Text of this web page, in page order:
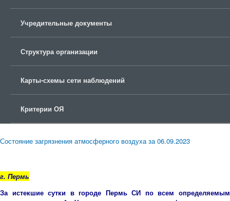
Учредительные документы
Структура организации
Карты-схемы сети наблюдений
Критерии ОЯ
Состояние загрязнения атмосферного воздуха за 06.09.2023
г. Пермь
За истекшие сутки в городе Пермь СИ по всем определяемым